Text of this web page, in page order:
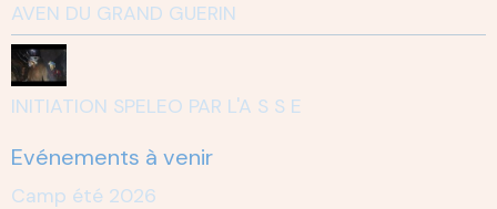
AVEN DU GRAND GUERIN
INITIATION SPELEO PAR L'A S S E
Evénements à venir
Camp été 2026